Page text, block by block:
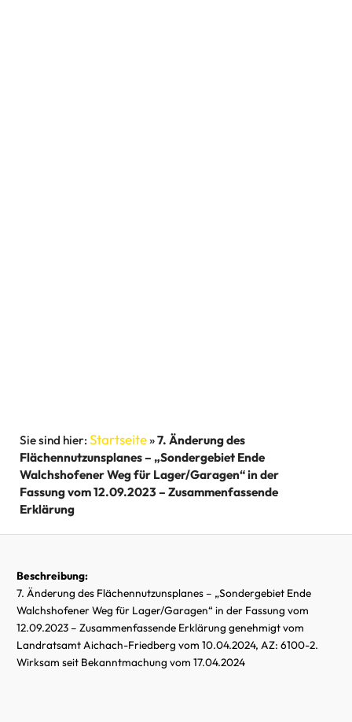
Startseite»7. Änderung des
Flächennutzunsplanes – „Sondergebiet Ende
Walchshofener Weg für Lager/Garagen“ in der
Fassung vom 12.09.2023 – Zusammenfassende
Erklärung
Beschreibung:
7. Änderung des Flächennutzunsplanes – „Sondergebiet Ende
Walchshofener Weg für Lager/Garagen“ in der Fassung vom
12.09.2023 – Zusammenfassende Erklärung genehmigt vom
Landratsamt Aichach-Friedberg vom 10.04.2024, AZ: 6100-2.
Wirksam seit Bekanntmachung vom 17.04.2024